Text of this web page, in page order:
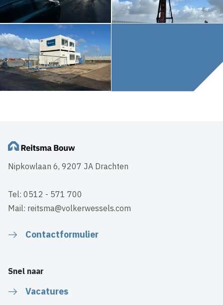
Nipkowlaan 6, 9207 JA Drachten
Tel: 0512 - 571 700
Mail: reitsma@volkerwessels.com
Contactformulier
Snel naar
Vacatures